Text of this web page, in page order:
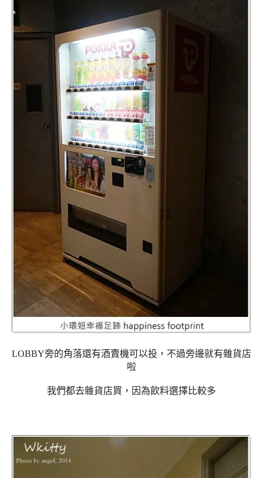
LOBBY旁的角落還有酒賣機可以投，不過旁邊就有雜貨店
啦
我們都去雜貨店買，因為飲料選擇比較多